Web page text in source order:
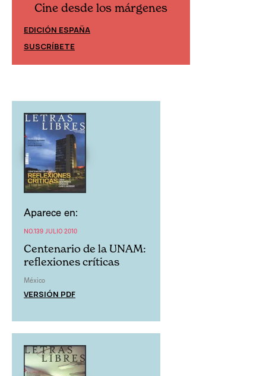
Cine desde los márgenes
EDICIÓN ESPAÑA
SUSCRÍBETE
Aparece en:
NO.139 JULIO 2010
Centenario de la UNAM:
reflexiones críticas
México
VERSIÓN PDF